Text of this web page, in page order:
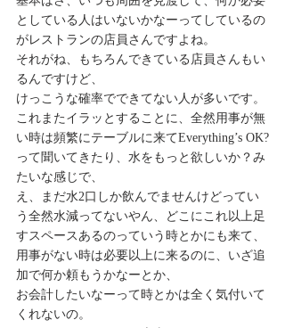
としている人はいないかなーってしているの
がレストランの店員さんですよね。
それがね、もちろんできている店員さんもい
るんですけど、
けっこうな確率でできてない人が多いです。
これまたイラッとすることに、全然用事が無
い時は頻繁にテーブルに来てEverything’s OK?
って聞いてきたり、水をもっと欲しいか？み
たいな感じで、
え、まだ水2口しか飲んでませんけどってい
う全然水減ってないやん、どこにこれ以上足
すスペースあるのっていう時とかにも来て、
用事がない時は必要以上に来るのに、いざ追
加で何か頼もうかなーとか、
お会計したいなーって時とかは全く気付いて
くれないの。